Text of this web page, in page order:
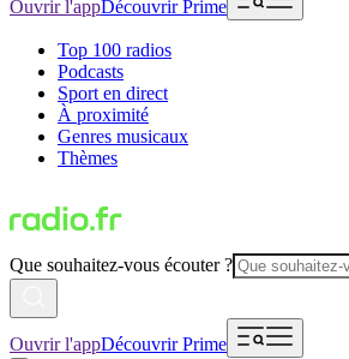
Ouvrir l'appDécouvrir Prime
Top 100 radios
Podcasts
Sport en direct
À proximité
Genres musicaux
Thèmes
Que souhaitez-vous écouter ?
Ouvrir l'appDécouvrir Prime